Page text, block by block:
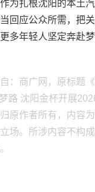
为扎根沈阳的本土
回应公众所需，把
多年轻人坚定奔赴
：商广网，原标题
路 沈阳金杯开展
原作者所有，内容
场。所涉内容不构